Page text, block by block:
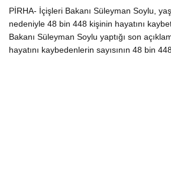
PİRHA- İçişleri Bakanı Süleyman Soylu,
nedeniyle 48 bin 448 kişinin hayatını
Bakanı Süleyman Soylu yaptığı son
hayatını kaybedenlerin sayısının 48 bin